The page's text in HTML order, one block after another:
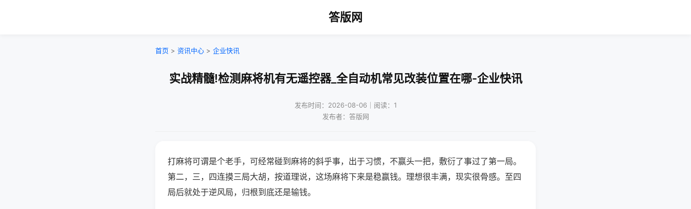
答版网
首页 > 资讯中心 > 企业快讯
实战精髓!检测麻将机有无遥控器_全自动机常见改装位置在哪-企业快讯
发布时间：2026-08-06｜阅读：1
发布者：答版网
打麻将可谓是个老手，可经常碰到麻将的斜乎事，出于习惯，不赢头一把，敷衍了事过了第一局。
第二，三，四连摸三局大胡，按道理说，这场麻将下来是稳赢钱。理想很丰满，现实很骨感。至四
局后就处于逆风局，归根到底还是输钱。